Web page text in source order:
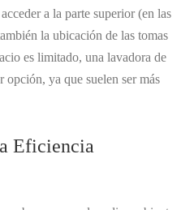
a la parte superior (en las
la ubicación de las tomas
es limitado, una lavadora de
opción, ya que suelen ser más
Eficiencia